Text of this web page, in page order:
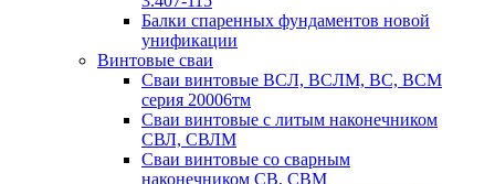
Балки спаренных фундаментов новой
унификации
Винтовые сваи
Сваи винтовые ВСЛ, ВСЛМ, ВС, ВСМ
серия 20006тм
Сваи винтовые с литым наконечником
СВЛ, СВЛМ
Сваи винтовые со сварным
наконечником СВ, СВМ